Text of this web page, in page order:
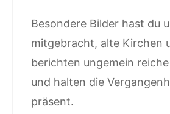
Besondere Bilder hast du
mitgebracht, alte Kirchen
berichten ungemein
und halten die
präsent.